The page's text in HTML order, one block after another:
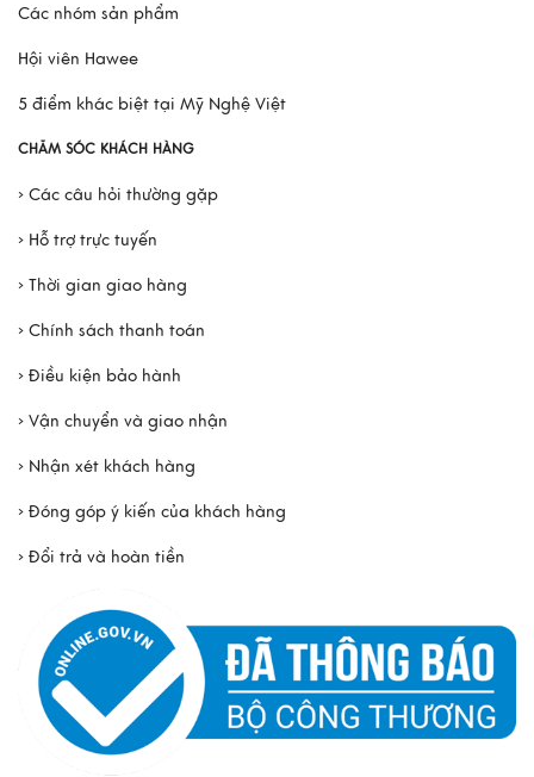
Các nhóm sản phẩm
Hội viên Hawee
5 điểm khác biệt tại Mỹ Nghệ Việt
CHĂM SÓC KHÁCH HÀNG
› Các câu hỏi thường gặp
› Hỗ trợ trực tuyến
› Thời gian giao hàng
› Chính sách thanh toán
› Điều kiện bảo hành
› Vận chuyển và giao nhận
› Nhận xét khách hàng
› Đóng góp ý kiến của khách hàng
› Đổi trả và hoàn tiền